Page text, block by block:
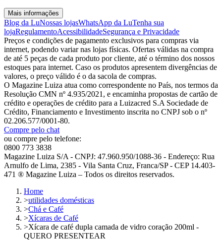
Mais informações
Blog da LuNossas lojasWhatsApp da LuTenha sua
lojaRegulamentoAcessibilidadeSegurança e Privacidade
Preços e condições de pagamento exclusivos para compras via
internet, podendo variar nas lojas físicas. Ofertas válidas na compra
de até 5 peças de cada produto por cliente, até o término dos nossos
estoques para internet. Caso os produtos apresentem divergências de
valores, o preço válido é o da sacola de compras.
O Magazine Luiza atua como correspondente no País, nos termos da
Resolução CMN nº 4.935/2021, e encaminha propostas de cartão de
crédito e operações de crédito para a Luizacred S.A Sociedade de
Crédito, Financiamento e Investimento inscrita no CNPJ sob o nº
02.206.577/0001-80.
Compre pelo chat
ou compre pelo telefone:
0800 773 3838
Magazine Luiza S/A - CNPJ: 47.960.950/1088-36 - Endereço: Rua
Arnulfo de Lima, 2385 - Vila Santa Cruz, Franca/SP - CEP 14.403-
471 ® Magazine Luiza – Todos os direitos reservados.
Home
>utilidades domésticas
>Chá e Café
>Xícaras de Café
>Xícara de café dupla camada de vidro coração 200ml -
QUERO PRESENTEAR